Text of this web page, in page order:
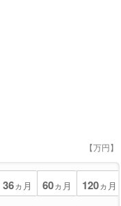
【万円】
36ヵ月 60ヵ月 120ヵ月